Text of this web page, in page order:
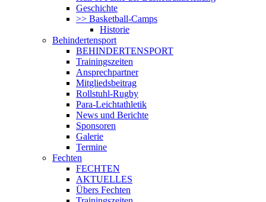
Geschichte
>> Basketball-Camps
Historie
Behindertensport
BEHINDERTENSPORT
Trainingszeiten
Ansprechpartner
Mitgliedsbeitrag
Rollstuhl-Rugby
Para-Leichtathletik
News und Berichte
Sponsoren
Galerie
Termine
Fechten
FECHTEN
AKTUELLES
Übers Fechten